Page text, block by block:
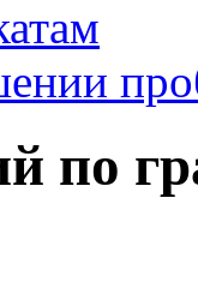
по